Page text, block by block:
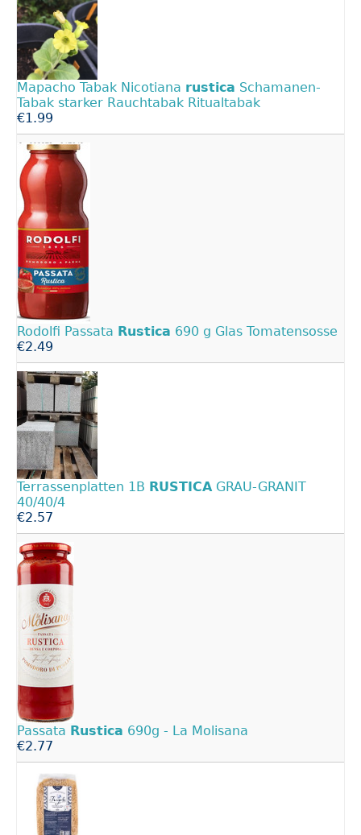
Mapacho Tabak Nicotiana rustica Schamanen-
Tabak starker Rauchtabak Ritualtabak
€1.99
Rodolfi Passata Rustica 690 g Glas Tomatensosse
€2.49
Terrassenplatten 1B RUSTICA GRAU-GRANIT
40/40/4
€2.57
Passata Rustica 690g - La Molisana
€2.77